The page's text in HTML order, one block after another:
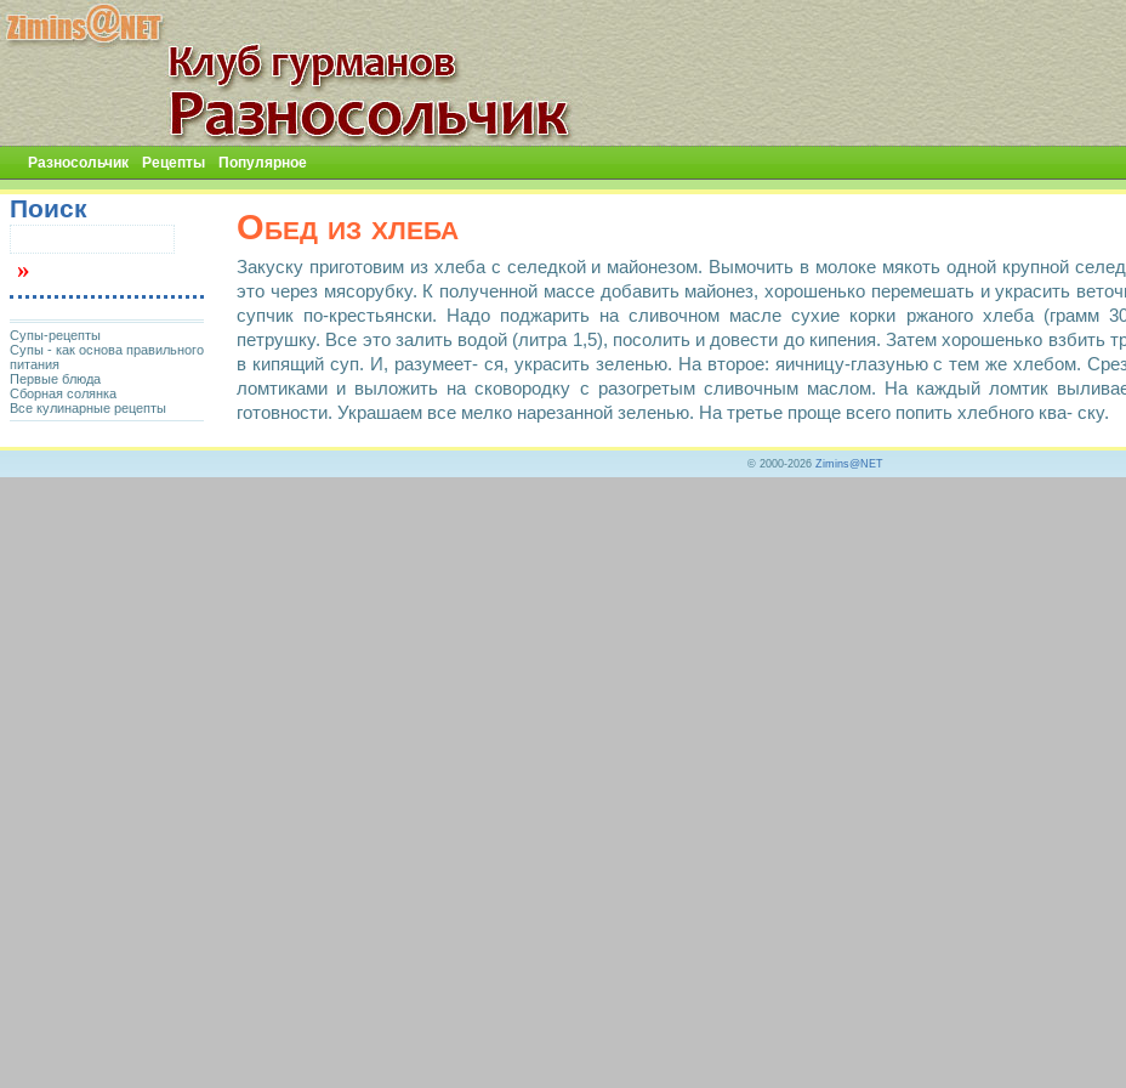
Разносольчик Рецепты Популярное
Обед из хлеба
Закуску приготовим из хлеба с селедкой и майонезом. Вымочить в молоке мякоть одной крупной
это через мясорубку. К полученной массе добавить майонез, хорошенько перемешать и украсить
супчик по-крестьянски. Надо поджарить на сливочном масле сухие корки ржаного хлеба (грамм
петрушку. Все это залить водой (литра 1,5), посолить и довести до кипения. Затем хорошенько взбить
в кипящий суп. И, разумеет- ся, украсить зеленью. На второе: яичницу-глазунью с тем же хлебом.
ломтиками и выложить на сковородку с разогретым сливочным маслом. На каждый ломтик
готовности. Украшаем все мелко нарезанной зеленью. На третье проще всего попить хлебного ква- ску.
Поиск
Супы-рецепты
Супы - как основа правильного
питания
Первые блюда
Сборная солянка
Все кулинарные рецепты
© 2000-2026 Zimins@NET